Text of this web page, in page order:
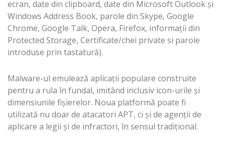
ecran, date din clipboard, date din Microsoft Outlook şi
Windows Address Book, parole din Skype, Google
Chrome, Google Talk, Opera, Firefox, informaţii din
Protected Storage, Certificate/chei private si parole
introduse prin tastatură).
Malware-ul emulează aplicaţii populare construite
pentru a rula în fundal, imitând inclusiv icon-urile şi
dimensiunile fişierelor. Noua platformă poate fi
utilizată nu doar de atacatori APT, ci şi de agenţii de
aplicare a legii şi de infractori, în sensul tradiţional.